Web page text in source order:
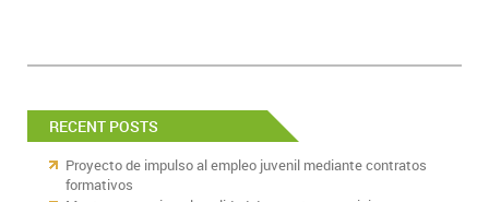
RECENT POSTS
Proyecto de impulso al empleo juvenil mediante contratos
formativos